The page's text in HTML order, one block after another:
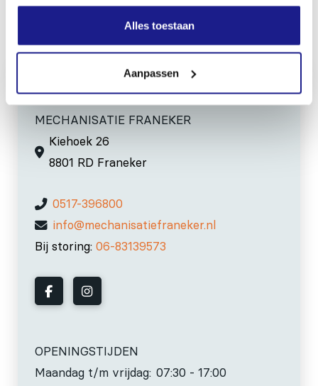
Alles toestaan
Aanpassen
Inhoud door
MECHANISATIE FRANEKER
Kiehoek 26
8801 RD Franeker
0517-396800
info@mechanisatiefraneker.nl
Bij storing: 06-83139573
OPENINGSTIJDEN
Maandag t/m vrijdag: 07:30 - 17:00